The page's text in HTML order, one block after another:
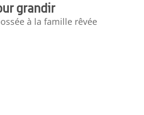
grandir
à la famille rêvée